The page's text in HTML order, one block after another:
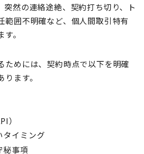
突然の連絡途絶、契約打ち切り、ト
範囲不明確など、個人間取引特有
。
ためには、契約時点で以下を明確
ます。
）
タイミング
秘事項